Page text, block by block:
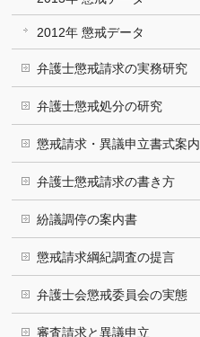
2012年 懲戒データ
弁護士懲戒請求の実務研究
弁護士懲戒処分の研究
懲戒請求・異議申立書式案内
弁護士懲戒請求の書き方
紛議調停の案内書
懲戒請求綱紀調査の提言
弁護士会懲戒委員会の実態
審査請求と異議申立